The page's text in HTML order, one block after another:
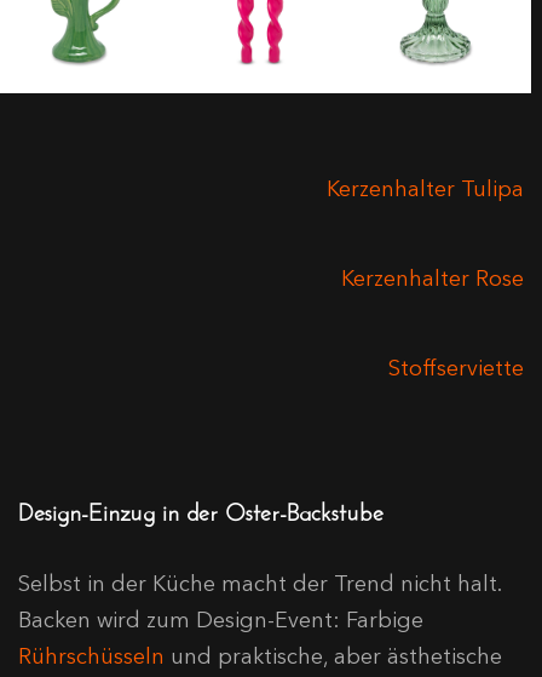
Kerzenhalter Tulipa
Kerzenhalter Rose
Stoffserviette
Design-Einzug in der Oster-Backstube
Selbst in der Küche macht der Trend nicht halt.
Backen wird zum Design-Event: Farbige
Rührschüsseln und praktische, aber ästhetische